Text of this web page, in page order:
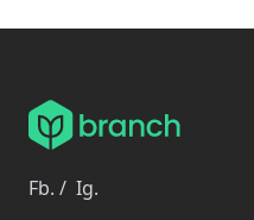
Fb. / Ig.